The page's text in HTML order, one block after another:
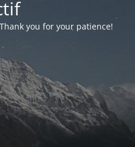
you for your patience!